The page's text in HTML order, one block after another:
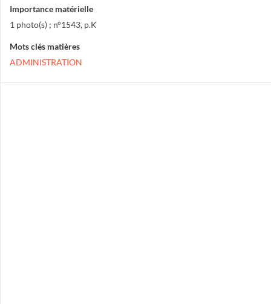
Importance matérielle
1 photo(s) ; n°1543, p.K
Mots clés matières
ADMINISTRATION